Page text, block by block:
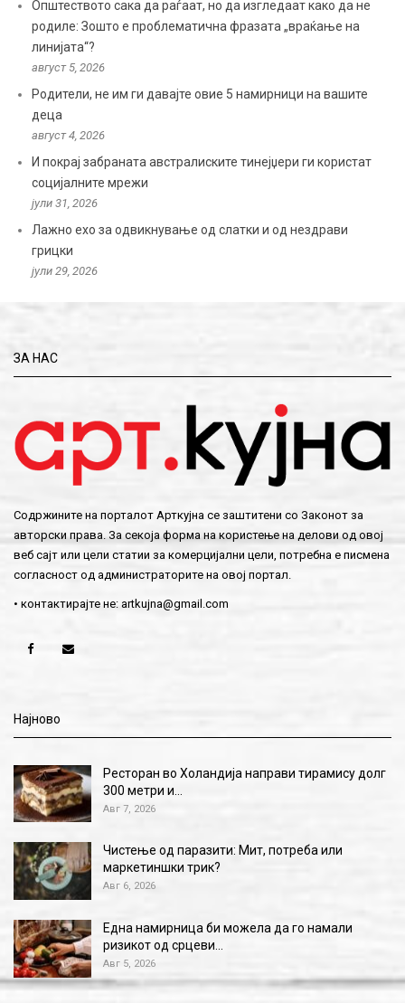
Општеството сака да раѓаат, но да изгледаат како да не
родиле: Зошто е проблематична фразата „враќање на
линијата“?
август 5, 2026
Родители, не им ги давајте овие 5 намирници на вашите
деца
август 4, 2026
И покрај забраната австралиските тинејџери ги користат
социјалните мрежи
јули 31, 2026
Лажно ехо за одвикнување од слатки и од нездрави
грицки
јули 29, 2026
ЗА НАС
Содржините на порталот Арткујна се заштитени со Законот за
авторски права. За секоја форма на користење на делови од овој
веб сајт или цели статии за комерцијални цели, потребна е писмена
согласност од администраторите на овој портал.
• контактирајте не: artkujna@gmail.com
Најново
Ресторан во Холандија направи тирамису долг
300 метри и…
Авг 7, 2026
Чистење од паразити: Мит, потреба или
маркетиншки трик?
Авг 6, 2026
Една намирница би можела да го намали
ризикот од срцеви…
Авг 5, 2026